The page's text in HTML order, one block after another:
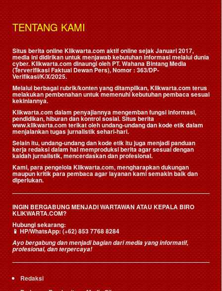
TENTANG KAMI
Situs berita online Klikwarta.com aktif online sejak Januari 2017,
media ini didirikan untuk menjawab kebutuhan informasi melalui dunia
cyber. Klikwarta.com dinaungi oleh PT. Wahana Bintang Media
(Terverifikasi Faktual Dewan Pers), Nomor : 363/DP-
Verifikasi/K/X/2025.
Melalui berbagai rubrik/konten yang ditampilkan, Klikwarta.com terus
melakukan pembenahan untuk memenuhi kebutuhan pembaca sesuai
kekiniannya.
Klikwarta.com dalam penyajiannya mengemban fungsi informasi,
pendidikan, hiburan dan kontrol sosial. Situs berita
www.klikwarta.com terikat oleh undang-undang dan kode etik dalam
menjalankan tugas jurnalistik sehari-hari.
Selain itu, undang-undang dan kode etik itu juga menjadi panduan
kerja redaksi dalam hal memproduksi berita agar sesuai dengan
kaidah jurnalistik, mencerdaskan dan profesional.
Kami, para pengelola Klikwarta.com, mengharapkan dukungan
maupun kritik para pembaca agar layanan kami semakin baik dan
diperlukan.
INGIN BERGABUNG MENJADI WARTAWAN ATAU KEPALA BIRO
KLIKWARTA.COM?
Hubungi sekarang:
📱HP/WhatsApp:(+62) 853 7768 8284
Ayo bergabung dan menjadi bagian dari media yang informatif,
profesional, dan terpercaya!
Redaksi